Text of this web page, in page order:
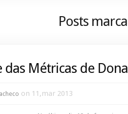
Posts
das Métricas de
on 11,mar 2013